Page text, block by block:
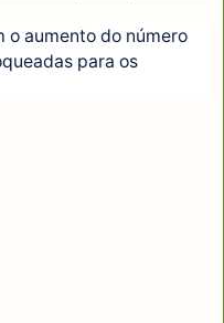
o aumento do número
para os